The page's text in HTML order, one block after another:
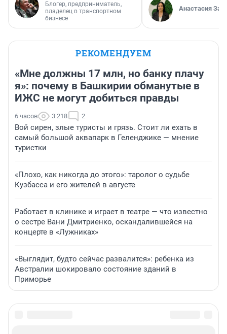
Блогер, предприниматель,
владелец в транспортном
бизнесе
Анастасия
РЕКОМЕНДУЕМ
«Мне должны 17 млн, но банку плачу
я»: почему в Башкирии обманутые в
ИЖС не могут добиться правды
6 часов 3 218 2
Вой сирен, злые туристы и грязь. Стоит ли ехать в
самый большой аквапарк в Геленджике — мнение
туристки
«Плохо, как никогда до этого»: таролог о судьбе
Кузбасса и его жителей в августе
Работает в клинике и играет в театре — что известно
о сестре Вани Дмитриенко, оскандалившейся на
концерте в «Лужниках»
«Выглядит, будто сейчас развалится»: ребенка из
Австралии шокировало состояние зданий в
Приморье